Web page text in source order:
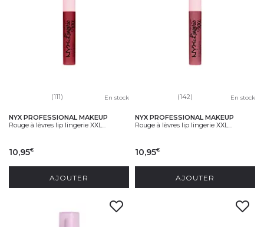
(111) En stock
NYX PROFESSIONAL MAKEUP
Rouge à lèvres lip lingerie XXL...
10,95€
AJOUTER
(142) En stock
NYX PROFESSIONAL MAKEUP
Rouge à lèvres lip lingerie XXL...
10,95€
AJOUTER